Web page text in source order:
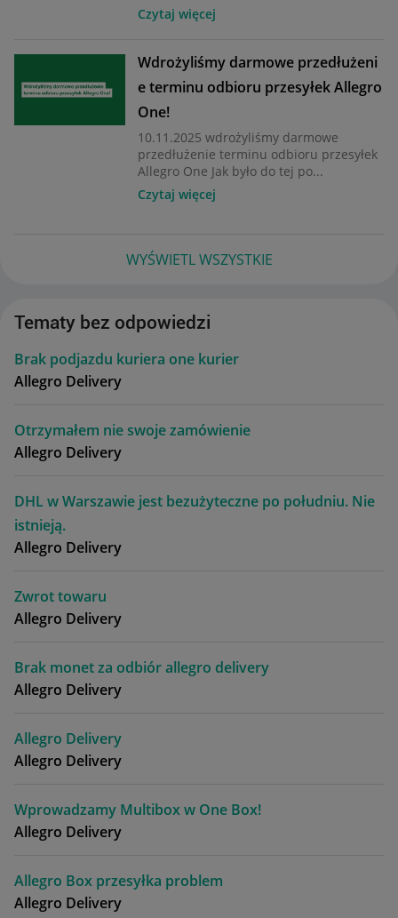
Czytaj więcej
Wdrożyliśmy darmowe przedłużeni
e terminu odbioru przesyłek Allegro
One!
10.11.2025 wdrożyliśmy darmowe
przedłużenie terminu odbioru przesyłek
Allegro One Jak było do tej po...
Czytaj więcej
WYŚWIETL WSZYSTKIE
Tematy bez odpowiedzi
Brak podjazdu kuriera one kurier
Allegro Delivery
Otrzymałem nie swoje zamówienie
Allegro Delivery
DHL w Warszawie jest bezużyteczne po południu. Nie
istnieją.
Allegro Delivery
Zwrot towaru
Allegro Delivery
Brak monet za odbiór allegro delivery
Allegro Delivery
Allegro Delivery
Allegro Delivery
Wprowadzamy Multibox w One Box!
Allegro Delivery
Allegro Box przesyłka problem
Allegro Delivery